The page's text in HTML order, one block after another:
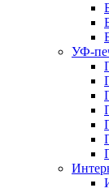
УФ-